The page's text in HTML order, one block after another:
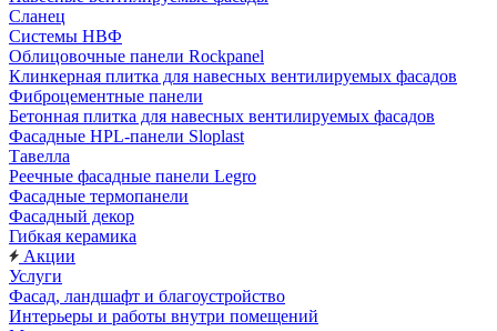
Сланец
Системы НВФ
Облицовочные панели Rockpanel
Клинкерная плитка для навесных вентилируемых фасадов
Фиброцементные панели
Бетонная плитка для навесных вентилируемых фасадов
Фасадные HPL-панели Sloplast
Тавелла
Реечные фасадные панели Legro
Фасадные термопанели
Фасадный декор
Гибкая керамика
Акции
Услуги
Фасад, ландшафт и благоустройство
Интерьеры и работы внутри помещений